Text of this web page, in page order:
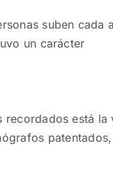
suben cada
un carácter
recordados está la
patentados,